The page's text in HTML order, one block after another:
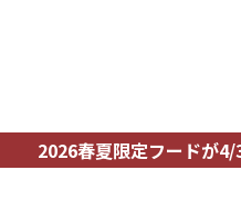
2026春夏限定フードが